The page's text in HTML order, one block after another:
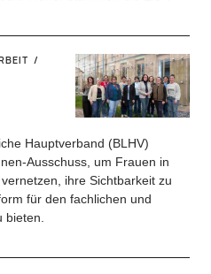
Hauptverband (BLHV)
Ausschuss, um Frauen in
ihre Sichtbarkeit zu
für den fachlichen und
bieten.